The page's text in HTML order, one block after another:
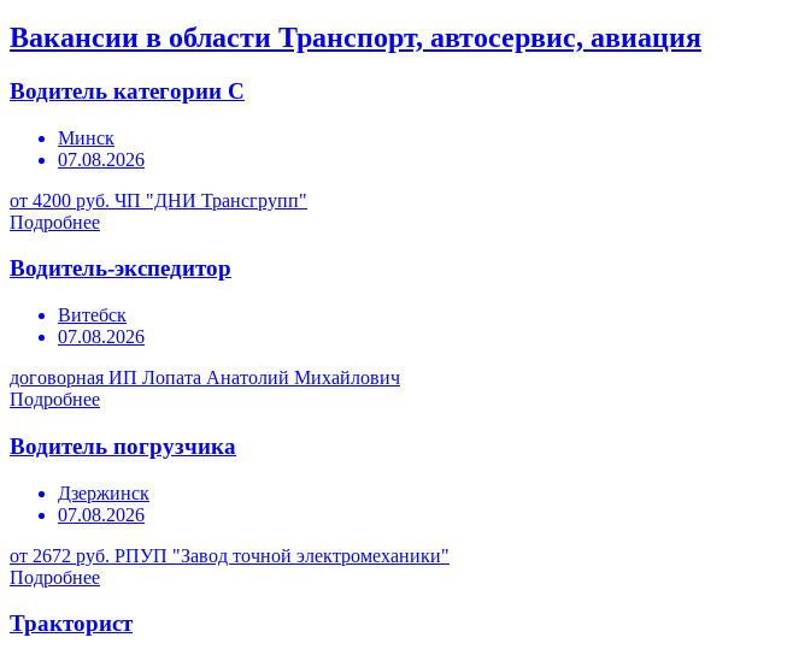
Вакансии в области Транспорт, автосервис, авиация
Водитель категории С
Минск
07.08.2026
от 4200 руб. ЧП "ДНИ Трансгрупп"
Подробнее
Водитель-экспедитор
Витебск
07.08.2026
договорная ИП Лопата Анатолий Михайлович
Подробнее
Водитель погрузчика
Дзержинск
07.08.2026
от 2672 руб. РПУП "Завод точной электромеханики"
Подробнее
Тракторист